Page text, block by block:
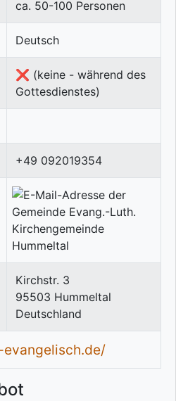
ca. 50-100 Personen
Deutsch
❌ (keine - während des
Gottesdienstes)
+49 092019354
Kirchstr. 3
95503 Hummeltal
Deutschland